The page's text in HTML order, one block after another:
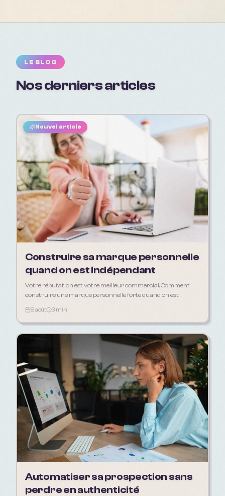
LE BLOG
Nos derniers articles
Nouvel article
Construire sa marque personnelle
quand on est indépendant
Votre réputation est votre meilleur commercial. Comment
construire une marque personnelle forte quand on est
8 août 3 min
Automatiser sa prospection sans
perdre en authenticité